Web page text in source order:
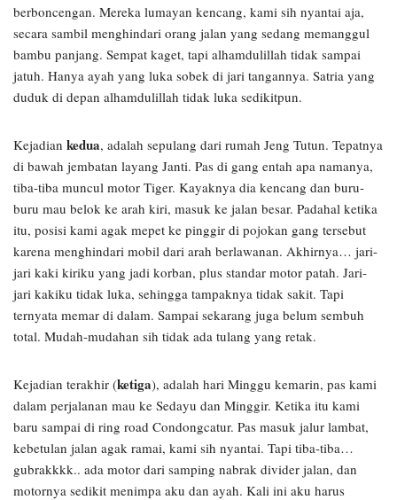
berboncengan. Mereka lumayan kencang, kami sih nyantai aja,
secara sambil menghindari orang jalan yang sedang memanggul
bambu panjang. Sempat kaget, tapi alhamdulillah tidak sampai
jatuh. Hanya ayah yang luka sobek di jari tangannya. Satria yang
duduk di depan alhamdulillah tidak luka sedikitpun.
Kejadian kedua, adalah sepulang dari rumah Jeng Tutun. Tepatnya
di bawah jembatan layang Janti. Pas di gang entah apa namanya,
tiba-tiba muncul motor Tiger. Kayaknya dia kencang dan buru-
buru mau belok ke arah kiri, masuk ke jalan besar. Padahal ketika
itu, posisi kami agak mepet ke pinggir di pojokan gang tersebut
karena menghindari mobil dari arah berlawanan. Akhirnya… jari-
jari kaki kiriku yang jadi korban, plus standar motor patah. Jari-
jari kakiku tidak luka, sehingga tampaknya tidak sakit. Tapi
ternyata memar di dalam. Sampai sekarang juga belum sembuh
total. Mudah-mudahan sih tidak ada tulang yang retak.
Kejadian terakhir (ketiga), adalah hari Minggu kemarin, pas kami
dalam perjalanan mau ke Sedayu dan Minggir. Ketika itu kami
baru sampai di ring road Condongcatur. Pas masuk jalur lambat,
kebetulan jalan agak ramai, kami sih nyantai. Tapi tiba-tiba…
gubrakkkk.. ada motor dari samping nabrak divider jalan, dan
motornya sedikit menimpa aku dan ayah. Kali ini aku harus